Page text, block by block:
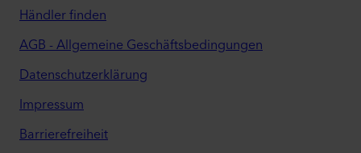
Händler finden
AGB - Allgemeine Geschäftsbedingungen
Datenschutzerklärung
Impressum
Barrierefreiheit